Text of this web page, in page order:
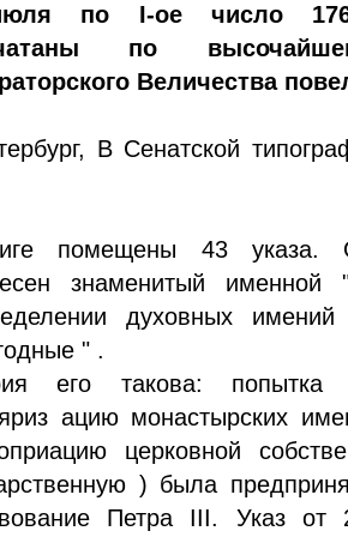
по I-ое число
по
Величества
В Сенатской
помещены 43 указа.
знаменитый
духовных
" .
его такова: попытка
ацию монастырских
церковной
) была
Петра III. Указ от